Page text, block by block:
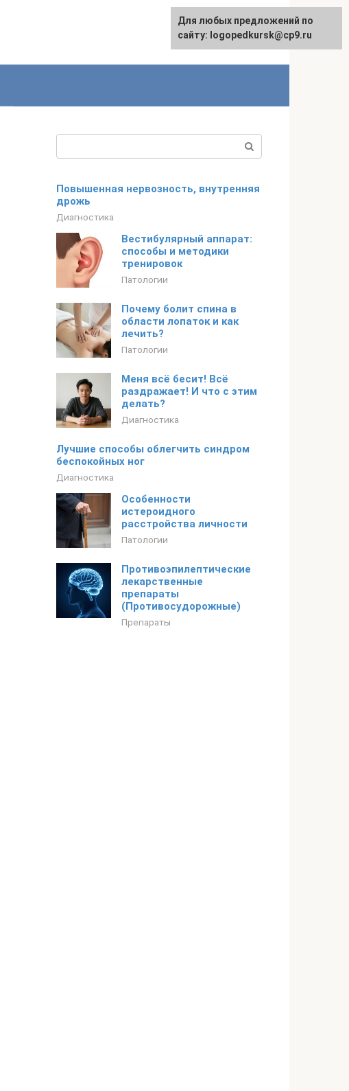
Повышенная нервозность, внутренняя
дрожь
Диагностика
Вестибулярный аппарат:
способы и методики
тренировок
Патологии
Почему болит спина в
области лопаток и как
лечить?
Патологии
Меня всё бесит! Всё
раздражает! И что с этим
делать?
Диагностика
Лучшие способы облегчить синдром
беспокойных ног
Диагностика
Особенности
истероидного
расстройства личности
Патологии
Противоэпилептические
лекарственные
препараты
(Противосудорожные)
Препараты
Для любых предложений по
сайту: logopedkursk@cp9.ru